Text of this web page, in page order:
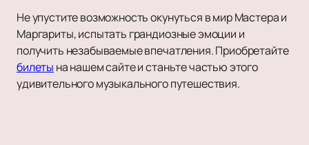
Не упустите возможность окунуться в мир Мастера и
Маргариты, испытать грандиозные эмоции и
получить незабываемые впечатления. Приобретайте
билеты на нашем сайте и станьте частью этого
удивительного музыкального путешествия.